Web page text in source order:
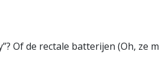
Of de rectale batterijen (Oh, ze